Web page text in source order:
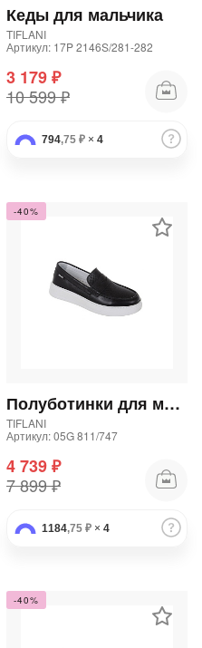
Кеды для мальчика
TIFLANI
Артикул: 17P 2146S/281-282
3 179 ₽
10 599 ₽
794,75 ₽ × 4
-40%
Полуботинки для мальчика
TIFLANI
Артикул: 05G 811/747
4 739 ₽
7 899 ₽
1184,75 ₽ × 4
-40%